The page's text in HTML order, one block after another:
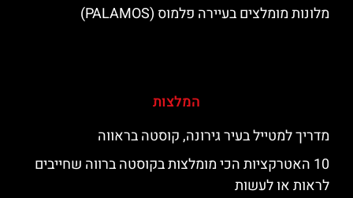
מלונות מומלצים בעיירה פלמוס (PALAMOS)
המלצות
מדריך למטייל בעיר גירונה, קוסטה בראווה
10 האטרקציות הכי מומלצות בקוסטה ברווה שחייבים
לראות או לעשות